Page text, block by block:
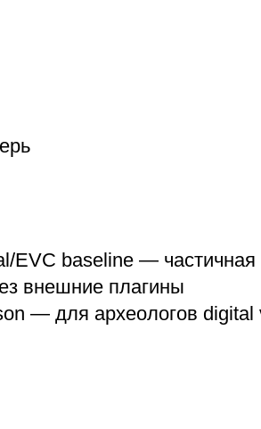
EVC baseline —
внешние плагины
— для археологов digital